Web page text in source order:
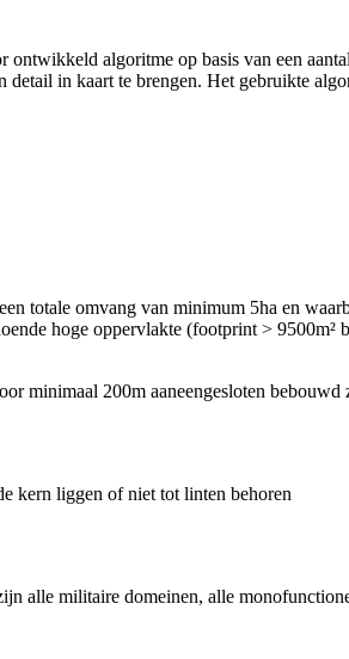
ontwikkeld algoritme op basis van een
in kaart te brengen. Het gebruikte
totale omvang van minimum 5ha en
hoge oppervlakte (footprint >
minimaal 200m aaneengesloten
kern liggen of niet tot linten behoren
alle militaire domeinen, alle